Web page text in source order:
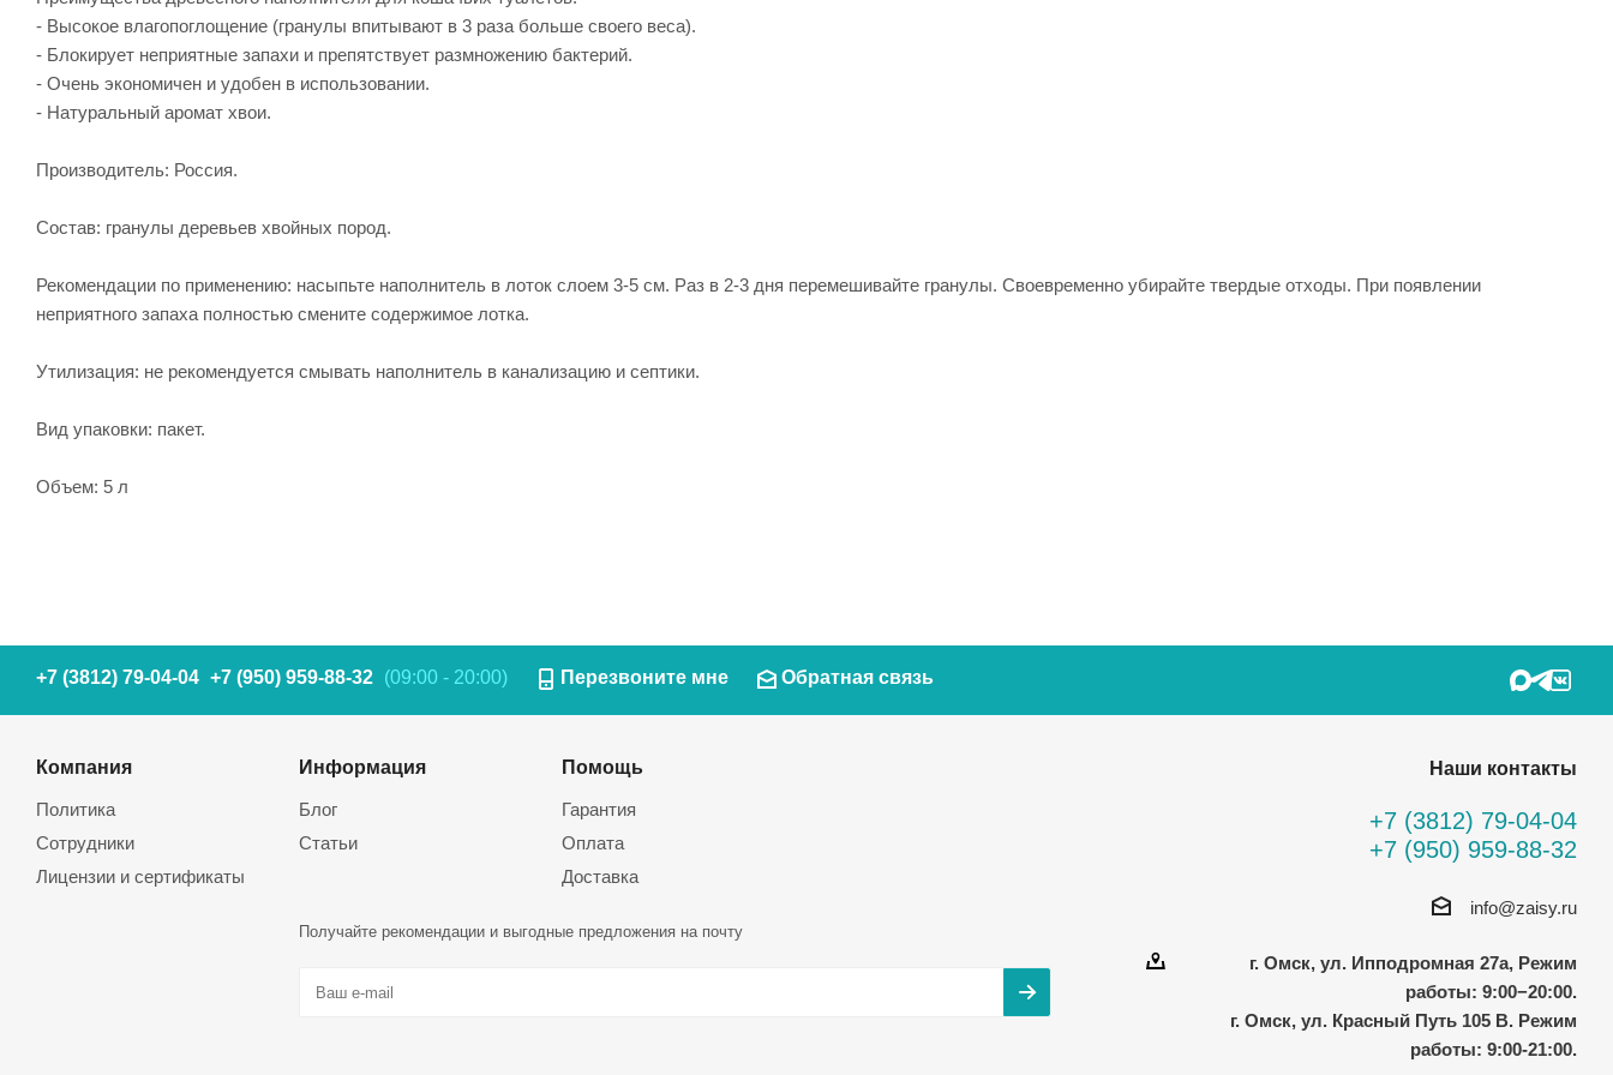
- Высокое влагопоглощение (гранулы впитывают в 3 раза больше своего веса).
- Блокирует неприятные запахи и препятствует размножению бактерий.
- Очень экономичен и удобен в использовании.
- Натуральный аромат хвои.
Производитель: Россия.
Состав: гранулы деревьев хвойных пород.
Рекомендации по применению: насыпьте наполнитель в лоток слоем 3-5 см. Раз в 2-3 дня перемешивайте гранулы. Своевременно убирайте твердые отходы. При появлении
неприятного запаха полностью смените содержимое лотка.
Утилизация: не рекомендуется смывать наполнитель в канализацию и септики.
Вид упаковки: пакет.
Объем: 5 л
+7 (3812) 79-04-04 +7 (950) 959-88-32 (09:00 - 20:00) Перезвоните мне Обратная связь
Компания
Политика
Сотрудники
Лицензии и сертификаты
Информация
Блог
Статьи
Помощь
Гарантия
Оплата
Доставка
Получайте рекомендации и выгодные предложения на почту
Наши контакты
+7 (3812) 79-04-04
+7 (950) 959-88-32
info@zaisy.ru
г. Омск, ул. Ипподромная 27а, Режим
работы: 9:00−20:00.
г. Омск, ул. Красный Путь 105 В. Режим
работы: 9:00-21:00.